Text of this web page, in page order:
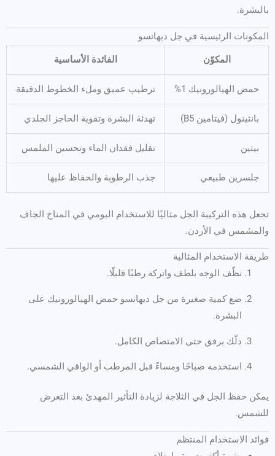
بالبشرة.
المكونات الرئيسية في جل ديهانسو
المكوّن الفائدة الأساسية
حمض الهيالورونيك 1% ترطيب عميق وملء الخطوط الدقيقة
بانثينول (فيتامين B5) تهدئة البشرة وتقوية الحاجز الجلدي
بيتين تقليل فقدان الماء وتحسين الملمس
جلسرين طبيعي جذب الرطوبة والحفاظ عليها
تجعل هذه التركيبة الجل مثاليًا للاستخدام اليومي في المناخ الجاف
والمشمس في الأردن.
طريقة الاستخدام المثالية
نظّف الوجه بلطف واتركه رطبًا قليلًا.
ضع كمية صغيرة من جل ديهانسو حمض الهيالورونيك على
البشرة.
دلّك برفق حتى الامتصاص الكامل.
استخدمه صباحًا ومساءً قبل المرطب أو الواقي الشمسي.
يمكن حفظ الجل في الثلاجة لزيادة التأثير المهدئ بعد التعرض
للشمس.
فوائد الاستخدام المنتظم